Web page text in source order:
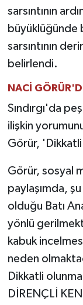
sarsıntının
büyüklüğünde
sarsıntının
belirlendi.
NACİ
Sındırgı'da
ilişkin
Görür, 'Dikkatli
Görür, sosyal
paylaşımda, şu
olduğu Batı
yönlü
kabuk
neden
Dikkatli
DİRENÇLİ